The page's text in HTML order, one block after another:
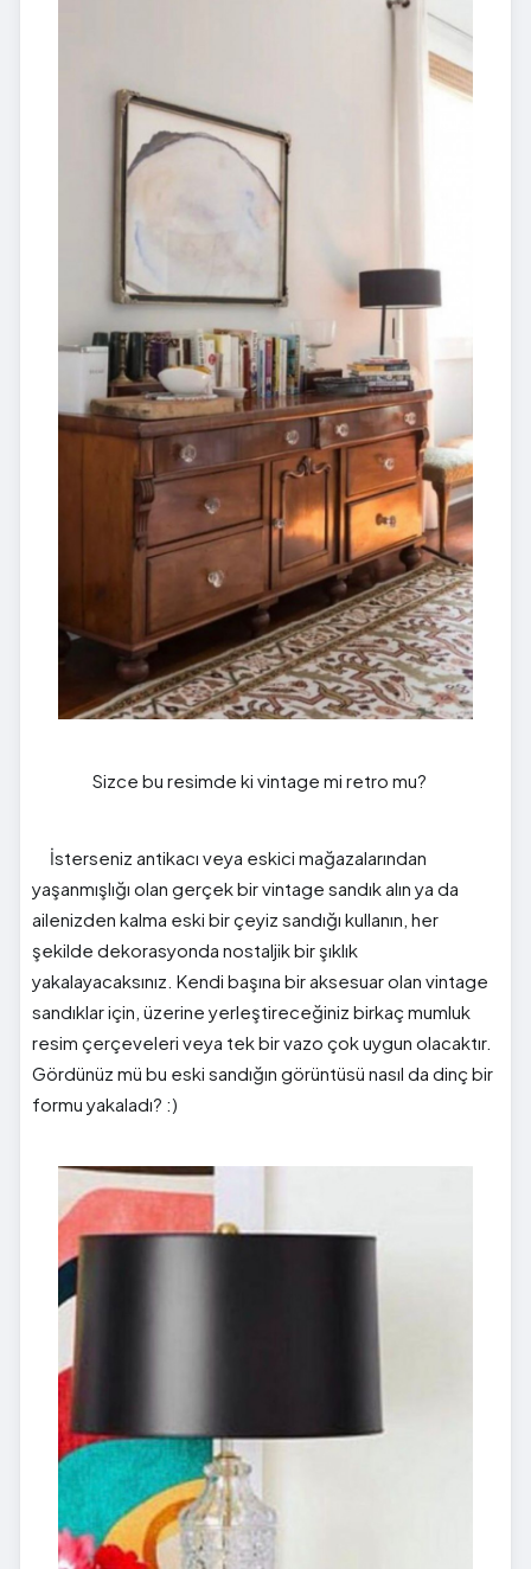
Sizce bu resimde ki vintage mi retro mu?
İsterseniz antikacı veya eskici mağazalarından
yaşanmışlığı olan gerçek bir vintage sandık alın ya da
ailenizden kalma eski bir çeyiz sandığı kullanın, her
şekilde dekorasyonda nostaljik bir şıklık
yakalayacaksınız. Kendi başına bir aksesuar olan vintage
sandıklar için, üzerine yerleştireceğiniz birkaç mumluk
resim çerçeveleri veya tek bir vazo çok uygun olacaktır.
Gördünüz mü bu eski sandığın görüntüsü nasıl da dinç bir
formu yakaladı? :)